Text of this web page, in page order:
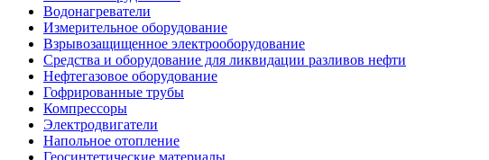
Водонагреватели
Измерительное оборудование
Взрывозащищенное электрооборудование
Средства и оборудование для ликвидации разливов нефти
Нефтегазовое оборудование
Гофрированные трубы
Компрессоры
Электродвигатели
Напольное отопление
Геосинтетические материалы